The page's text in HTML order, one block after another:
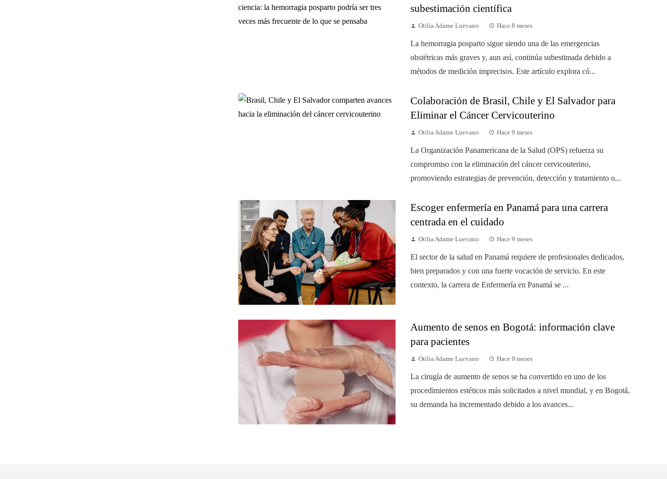
subestimación científica
Otilia Adame Luevano Hace 8 meses
La hemorragia posparto sigue siendo una de las emergencias
obstétricas más graves y, aun así, continúa subestimada debido a
métodos de medición imprecisos. Este artículo explora có...
Colaboración de Brasil, Chile y El Salvador para
Eliminar el Cáncer Cervicouterino
Otilia Adame Luevano Hace 9 meses
La Organización Panamericana de la Salud (OPS) refuerza su
compromiso con la eliminación del cáncer cervicouterino,
promoviendo estrategias de prevención, detección y tratamiento o...
Escoger enfermería en Panamá para una carrera
centrada en el cuidado
Otilia Adame Luevano Hace 9 meses
El sector de la salud en Panamá requiere de profesionales dedicados,
bien preparados y con una fuerte vocación de servicio. En este
contexto, la carrera de Enfermería en Panamá se ...
Aumento de senos en Bogotá: información clave
para pacientes
Otilia Adame Luevano Hace 9 meses
La cirugía de aumento de senos se ha convertido en uno de los
procedimientos estéticos más solicitados a nivel mundial, y en Bogotá,
su demanda ha incrementado debido a los avances...